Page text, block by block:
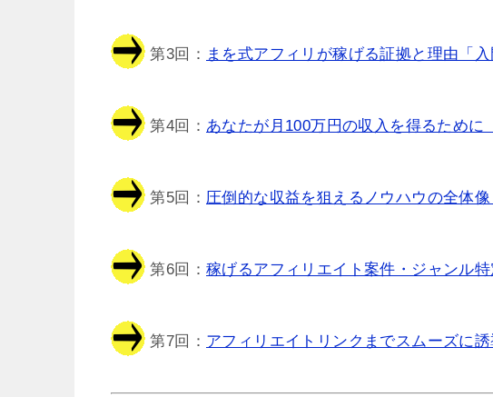
第3回： まを式アフィリが稼げる証拠と理由「入
第4回： あなたが月100万円の収入を得るために
第5回： 圧倒的な収益を狙えるノウハウの全体像
第6回： 稼げるアフィリエイト案件・ジャンル特
第7回： アフィリエイトリンクまでスムーズに誘